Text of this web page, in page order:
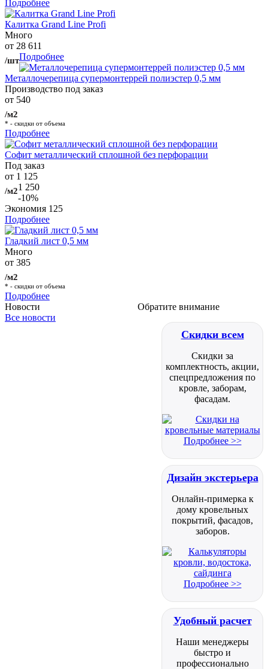
Подробнее
Калитка Grand Line Profi
Много
от 28 611
/штПодробнее
Металлочерепица супермонтеррей полиэстер 0,5 мм
Производство под заказ
от 540
/м2
* - скидки от объема
Подробнее
Софит металлический сплошной без перфорации
Под заказ
от 1 125
/м21 250
-10%
Экономия 125
Подробнее
Гладкий лист 0,5 мм
Много
от 385
/м2
* - скидки от объема
Подробнее
Обратите внимание
Скидки всем
Скидки за
комплектность, акции,
спецпредложения по
кровле, заборам,
фасадам.
Подробнее >>
Дизайн экстерьера
Онлайн-примерка к
дому кровельных
покрытий, фасадов,
заборов.
Подробнее >>
Удобный расчет
Наши менеджеры
быстро и
профессионально
Новости
Все новости